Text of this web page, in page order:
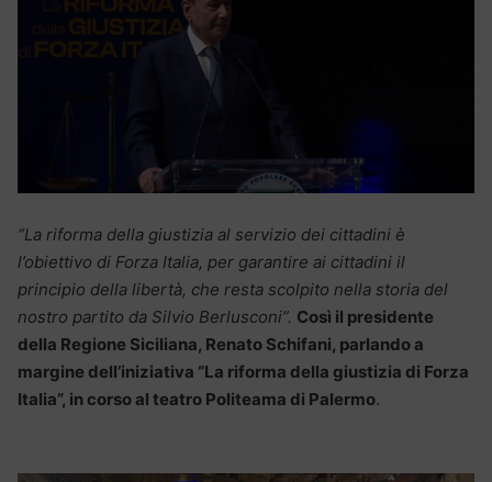
“La riforma della giustizia al servizio dei cittadini è
l’obiettivo di Forza Italia, per garantire ai cittadini il
principio della libertà, che resta scolpito nella storia del
nostro partito da Silvio Berlusconi”. Così il presidente
della Regione Siciliana, Renato Schifani, parlando a
margine dell’iniziativa “La riforma della giustizia di Forza
Italia”, in corso al teatro Politeama di Palermo.